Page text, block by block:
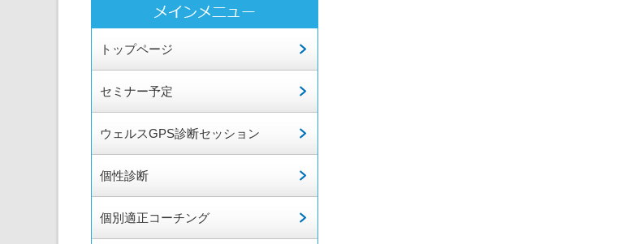
トップページ
セミナー予定
ウェルスGPS診断セッション
個性診断
個別適正コーチング